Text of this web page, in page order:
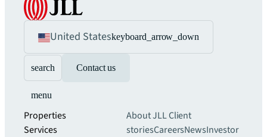
United Stateskeyboard_arrow_down
search Contact us
menu
Properties
Services
About JLLClient
storiesCareersNewsInvestor